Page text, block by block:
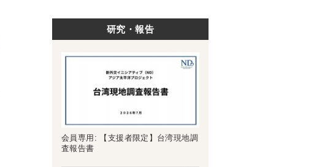
研究・報告
会員専用: 【支援者限定】台湾現地調
査報告書